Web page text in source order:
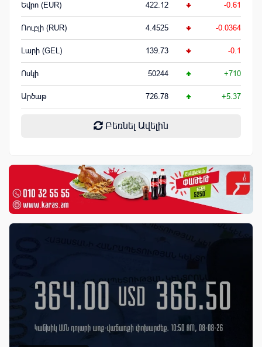
Եվրո (EUR) 422.12 -0.61
Ռուբլի (RUR) 4.4525 -0.0364
Լարի (GEL) 139.73 -0.1
Ոսկի 50244 +710
Արծաթ 726.78 +5.37
Բեռնել Ավելին